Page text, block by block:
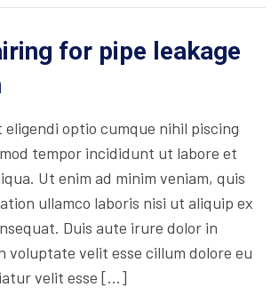
for pipe leakage
eligendi optio cumque nihil piscing
tempor incididunt ut labore et
Ut enim ad minim veniam, quis
ullamco laboris nisi ut aliquip ex
Duis aute irure dolor in
voluptate velit esse cillum dolore eu
velit esse […]